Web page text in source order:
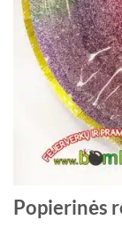
Popierinės